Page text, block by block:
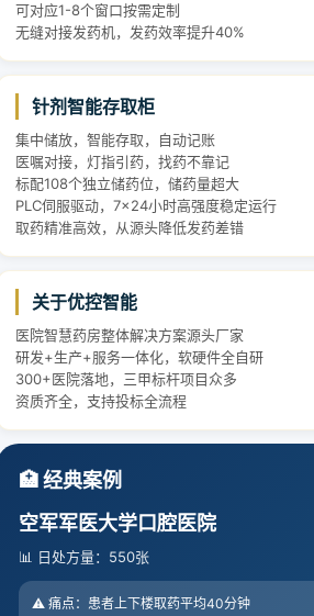
可对应1-8个窗口按需定制
无缝对接发药机，发药效率提升40%
针剂智能存取柜
集中储放，智能存取，自动记账
医嘱对接，灯指引药，找药不靠记
标配108个独立储药位，储药量超大
PLC伺服驱动，7×24小时高强度稳定运行
取药精准高效，从源头降低发药差错
关于优控智能
医院智慧药房整体解决方案源头厂家
研发+生产+服务一体化，软硬件全自研
300+医院落地，三甲标杆项目众多
资质齐全，支持投标全流程
🏥 经典案例
空军军医大学口腔医院
📊 日处方量：550张
⚠️ 痛点：患者上下楼取药平均40分钟